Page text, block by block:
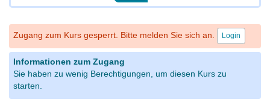
Zugang zum Kurs gesperrt. Bitte melden Sie sich an. Login
Informationen zum Zugang
Sie haben zu wenig Berechtigungen, um diesen Kurs zu
starten.